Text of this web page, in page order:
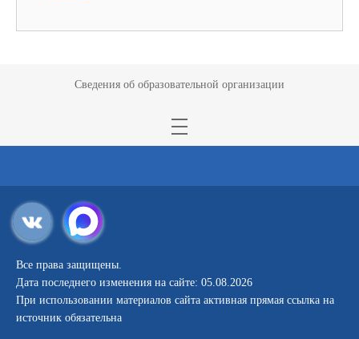
Сведения об образовательной организации
Все права защищены.
Дата последнего изменения на сайте: 05.08.2026
При использовании материалов сайта активная прямая ссылка на
источник обязательна